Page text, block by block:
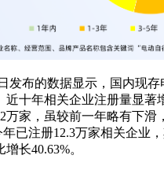
发布的数据显示，国内现存
近十年相关企业注册量显著
万家，虽较前一年略有下滑
已注册12.3万家相关企业
长40.63%。